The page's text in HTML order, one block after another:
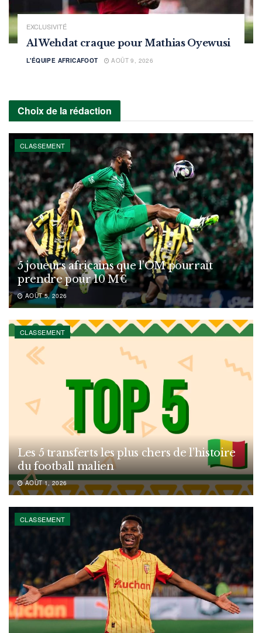
EXCLUSIVITÉ
Al Wehdat craque pour Mathias Oyewusi
L'ÉQUIPE AFRICAFOOT AOÛT 9, 2026
Choix de la rédaction
CLASSEMENT
5 joueurs africains que l’OM pourrait
prendre pour 10 M€
AOÛT 5, 2026
CLASSEMENT
Les 5 transferts les plus chers de l’histoire
du football malien
AOÛT 1, 2026
CLASSEMENT